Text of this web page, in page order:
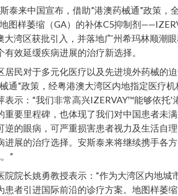
泰来中国宣布，借助”港澳药械通”政策，
图样萎缩（GA）的补体C5抑制剂
大湾区获批引入，并落地广州希玛林顺潮
效延缓疾病进展的治疗新选择。
居民对于多元化医疗以及先进境外药械的
通”政策，经粤港澳大湾区内地指定医疗
示：“我们非常高兴IZERVAY™能够依托‘
重要里程碑，也体现了我们对中国患者未
逆的眼病，可严重损害患者视力及生活自
进展的治疗选择。安斯泰来将继续携手各
”
院院长姚勇教授表示：“作为大湾区内地城
患者引进国际前沿的诊疗方案。地图样萎